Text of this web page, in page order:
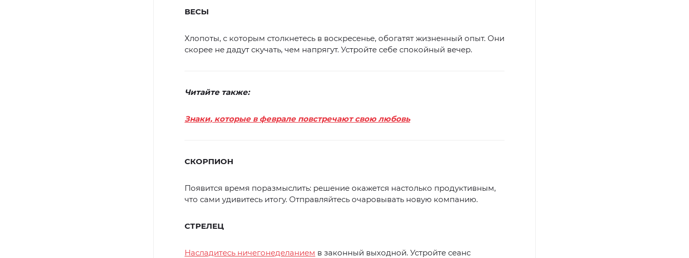
ВЕСЫ
Хлопоты, с которым столкнетесь в воскресенье, обогатят жизненный опыт. Они
скорее не дадут скучать, чем напрягут. Устройте себе спокойный вечер.
Читайте также:
Знаки, которые в феврале повстречают свою любовь
СКОРПИОН
Появится время поразмыслить: решение окажется настолько продуктивным,
что сами удивитесь итогу. Отправляйтесь очаровывать новую компанию.
СТРЕЛЕЦ
Насладитесь ничегонеделанием в законный выходной. Устройте сеанс